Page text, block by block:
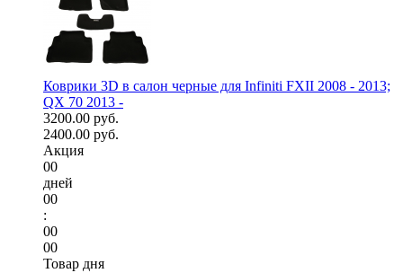
Коврики 3D в салон черные для Infiniti FXII 2008 - 2013;
QX 70 2013 -
3200.00 руб.
2400.00 руб.
Акция
00
дней
00
:
00
00
Товар дня